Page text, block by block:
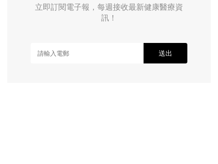
立即訂閱電子報，每週接收最新健康醫療資
訊！
送出